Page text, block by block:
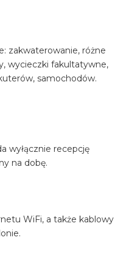
zakwaterowanie, różne
wycieczki fakultatywne,
samochodów.
wyłącznie recepcję
na dobę.
WiFi, a także kablowy